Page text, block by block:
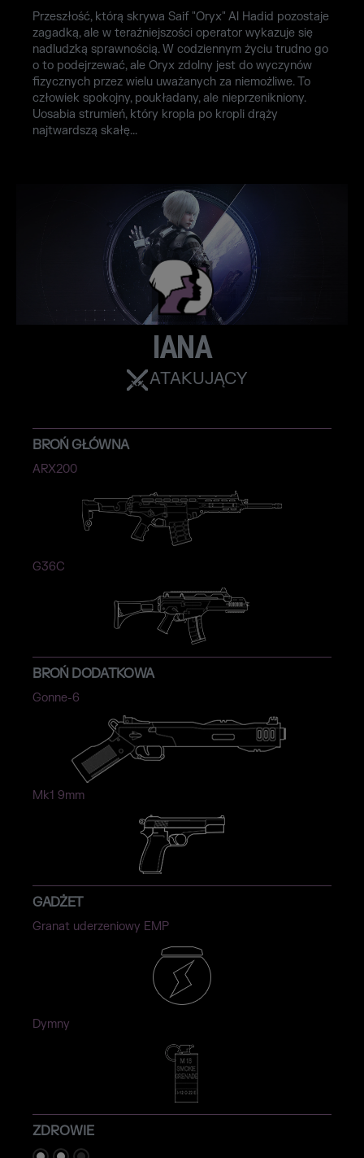
Przeszłość, którą skrywa Saif "Oryx" Al Hadid pozostaje
zagadką, ale w teraźniejszości operator wykazuje się
nadludzką sprawnością. W codziennym życiu trudno go
o to podejrzewać, ale Oryx zdolny jest do wyczynów
fizycznych przez wielu uważanych za niemożliwe. To
człowiek spokojny, poukładany, ale nieprzenikniony.
Uosabia strumień, który kropla po kropli drąży
najtwardszą skałę...
IANA
ATAKUJĄCY
BROŃ GŁÓWNA
ARX200
G36C
BROŃ DODATKOWA
Gonne-6
Mk1 9mm
GADŻET
Granat uderzeniowy EMP
Dymny
ZDROWIE